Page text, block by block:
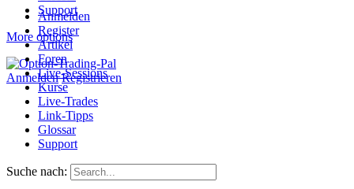
Support
More options
Anmelden Registrieren
Anmelden
Register
Artikel
Foren
Live-Sessions
Kurse
Live-Trades
Link-Tipps
Glossar
Support
Suche nach: